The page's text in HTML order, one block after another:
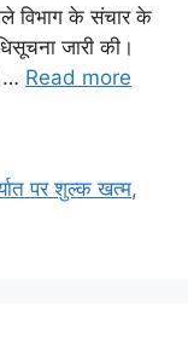
विभाग के संचार के
जारी की।
… Read more
पर शुल्क खत्म,